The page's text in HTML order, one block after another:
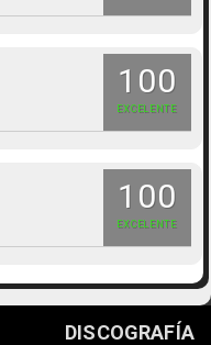
100
EXCELENTE
100
EXCELENTE
DISCOGRAFÍA